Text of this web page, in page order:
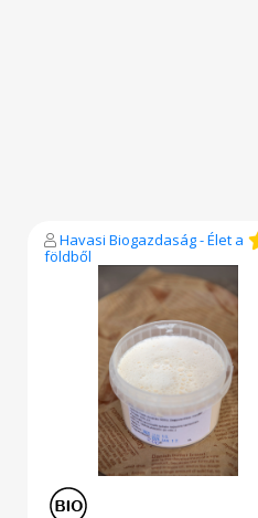
Havasi Biogazdaság - Élet a
földből